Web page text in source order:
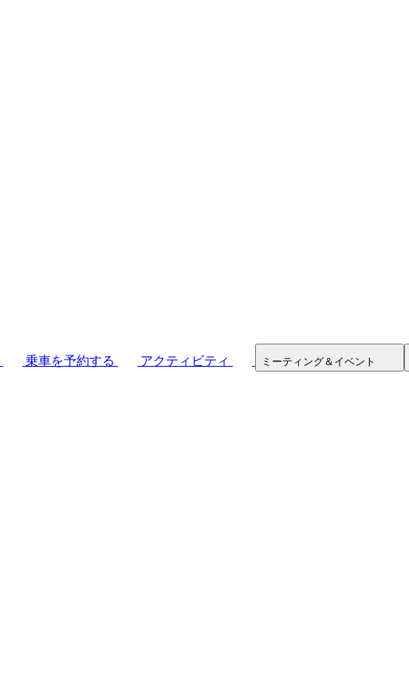
乗車を予約する アクティビティ ミーティング＆イベント